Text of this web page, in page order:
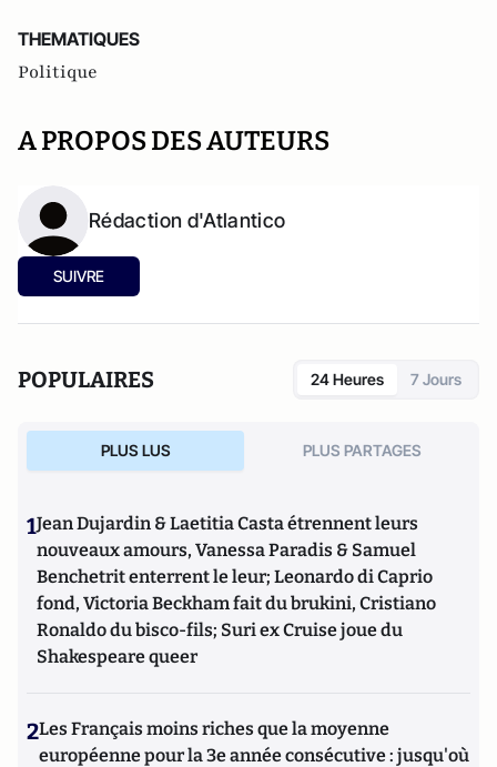
THEMATIQUES
Politique
A PROPOS DES AUTEURS
Rédaction d'Atlantico
SUIVRE
POPULAIRES 24 Heures 7 Jours
PLUS LUS PLUS PARTAGES
1Jean Dujardin & Laetitia Casta étrennent leurs
nouveaux amours, Vanessa Paradis & Samuel
Benchetrit enterrent le leur; Leonardo di Caprio
fond, Victoria Beckham fait du brukini, Cristiano
Ronaldo du bisco-fils; Suri ex Cruise joue du
Shakespeare queer
2Les Français moins riches que la moyenne
européenne pour la 3e année consécutive : jusqu'où